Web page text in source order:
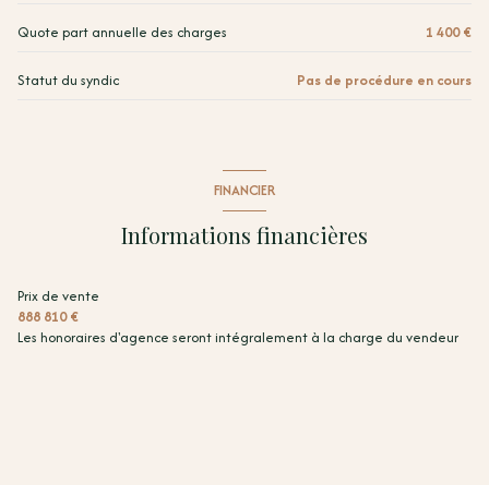
Quote part annuelle des charges 1 400 €
Statut du syndic Pas de procédure en cours
FINANCIER
Informations financières
Prix de vente
888 810 €
Les honoraires d'agence seront intégralement à la charge du vendeur